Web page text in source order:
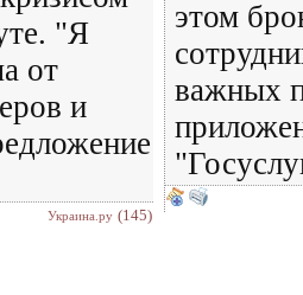
"Я
от
и
Украина.ру (145)
этом
важных